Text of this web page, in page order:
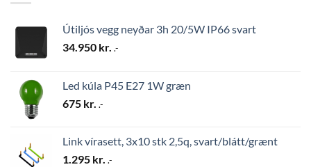
Útiljós vegg neyðar 3h 20/5W IP66 svart
34.950 kr. .-
Led kúla P45 E27 1W græn
675 kr. .-
Link vírasett, 3x10 stk 2,5q, svart/blátt/grænt
1.295 kr. .-